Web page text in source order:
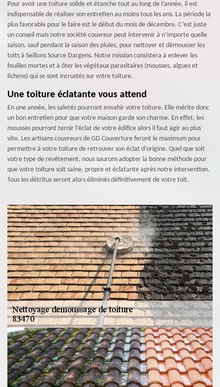
Pour avoir une toiture solide et étanche tout au long de l’année, il est
indispensable de réaliser son entretien au moins tous les ans. La période la
plus favorable pour le faire est le début du mois de décembre. C’est juste
un conseil mais notre société couvreur peut intervenir à n’importe quelle
saison, sauf pendant la saison des pluies, pour nettoyer et démousser les
toits à Seillons Source Dargens. Notre mission consistera à enlever les
feuilles mortes et à ôter les végétaux parasitaires (mousses, algues et
lichens) qui se sont incrustés sur votre toiture.
Une toiture éclatante vous attend
En une année, les saletés pourront envahir votre toiture. Elle mérite donc
un bon entretien pour que votre maison garde son charme. En effet, les
mousses pourront ternir l’éclat de votre édifice alors il faut agir au plus
vite. Les artisans couvreurs de GD Couverture feront le maximum pour
permettre à votre toiture de retrouver son éclat d’origine. Quel que soit
votre type de revêtement, nous saurons adopter la bonne méthode pour
que votre toiture soit saine, propre et éclatante après notre intervention.
Tous les détritus seront alors éliminés définitivement de votre toit.